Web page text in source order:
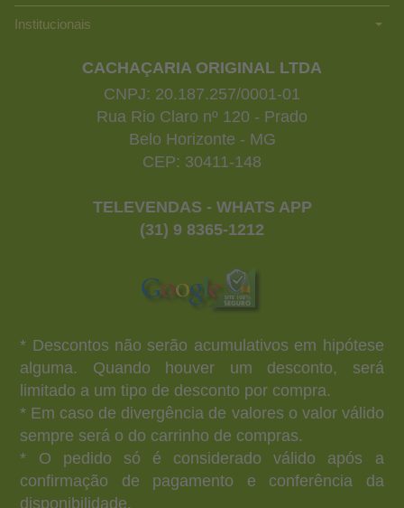
Institucionais
CACHAÇARIA ORIGINAL LTDA
CNPJ: 20.187.257/0001-01
Rua Rio Claro nº 120 - Prado
Belo Horizonte - MG
CEP: 30411-148
TELEVENDAS - WHATS APP
(31) 9 8365-1212
* Descontos não serão acumulativos em hipótese
alguma. Quando houver um desconto, será
limitado a um tipo de desconto por compra.
* Em caso de divergência de valores o valor válido
sempre será o do carrinho de compras.
* O pedido só é considerado válido após a
confirmação de pagamento e conferência da
disponibilidade.